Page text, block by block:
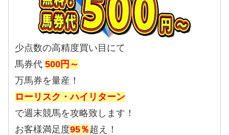
少点数の高精度買い目にて
馬券代500円～
万馬券を量産！
ローリスク・ハイリターン
で週末競馬を攻略致します！
お客様満足度95％超え！